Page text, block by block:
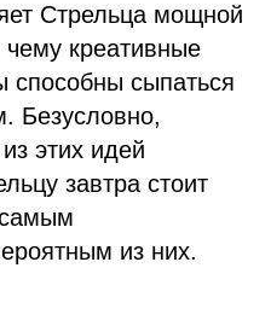
Стрельца мощной
креативные
способны сыпаться
Безусловно,
этих идей
завтра стоит
из них.